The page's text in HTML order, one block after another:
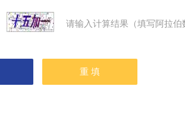
请输入计算结果（填写阿拉